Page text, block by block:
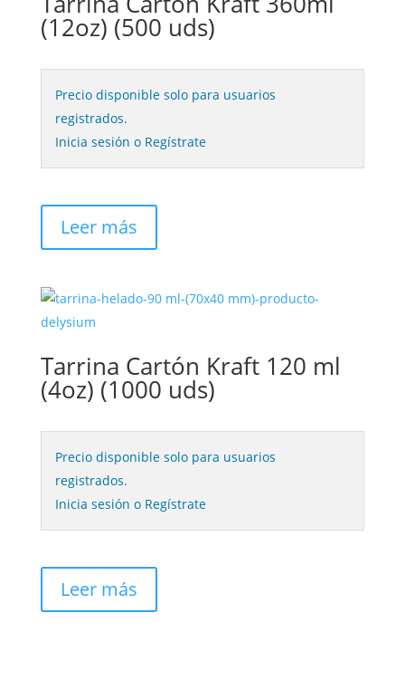
(12oz) (500 uds)
Precio disponible solo para usuarios
registrados.
Inicia sesión o Regístrate
Leer más
Tarrina Cartón Kraft 120 ml
(4oz) (1000 uds)
Precio disponible solo para usuarios
registrados.
Inicia sesión o Regístrate
Leer más